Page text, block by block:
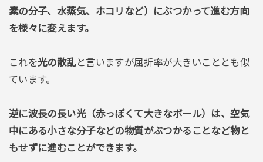
素の分子、水蒸気、ホコリなど）にぶつかって進む方向
を様々に変えます。
これを光の散乱と言いますが屈折率が大きいこととも似
ています。
逆に波長の長い光（赤っぽくて大きなボール）は、空気
中にある小さな分子などの物質がぶつかることなど物と
もせずに進むことができます。